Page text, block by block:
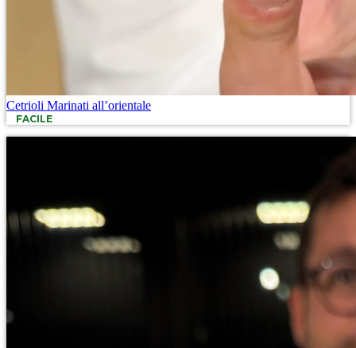
Cetrioli Marinati all’orientale
FACILE